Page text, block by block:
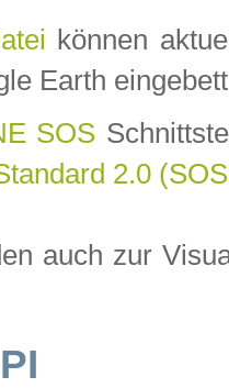
können
Earth
SOS
2.0
auch zur